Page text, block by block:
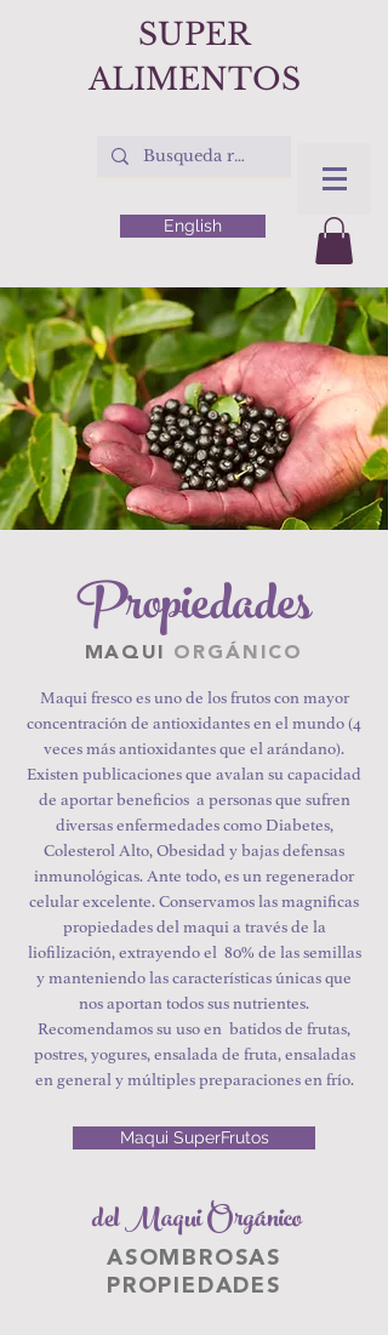
SUPER
ALIMENTOS
English
Propiedades
MAQUI ORGÁNICO
Maqui fresco es uno de los frutos con mayor
concentración de antioxidantes en el mundo (4
veces más antioxidantes que el arándano).
Existen publicaciones que avalan su capacidad
de aportar beneficios a personas que sufren
diversas enfermedades como Diabetes,
Colesterol Alto, Obesidad y bajas defensas
inmunológicas. Ante todo, es un regenerador
celular excelente. Conservamos las magnificas
propiedades del maqui a través de la
liofilización, extrayendo el 80% de las semillas
y manteniendo las características únicas que
nos aportan todos sus nutrientes.
Recomendamos su uso en batidos de frutas,
postres, yogures, ensalada de fruta, ensaladas
en general y múltiples preparaciones en frío.
Maqui SuperFrutos
del Maqui Orgánico
ASOMBROSAS
PROPIEDADES